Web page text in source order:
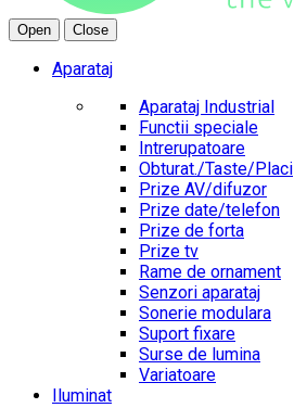
Open Close
Aparataj
Aparataj Industrial
Functii speciale
Intrerupatoare
Obturat./Taste/Placi
Prize AV/difuzor
Prize date/telefon
Prize de forta
Prize tv
Rame de ornament
Senzori aparataj
Sonerie modulara
Suport fixare
Surse de lumina
Variatoare
Iluminat